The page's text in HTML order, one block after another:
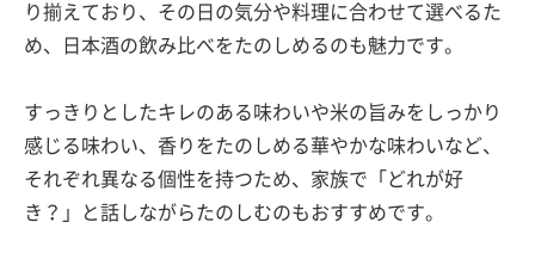
り揃えており、その日の気分や料理に合わせて選べるた
め、日本酒の飲み比べをたのしめるのも魅力です。
すっきりとしたキレのある味わいや米の旨みをしっかり
感じる味わい、香りをたのしめる華やかな味わいなど、
それぞれ異なる個性を持つため、家族で「どれが好
き？」と話しながらたのしむのもおすすめです。